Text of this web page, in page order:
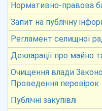
Нормативно-правова
Запит на публічну
Регламент селищної
Декларації про майно
Очищення влади
Проведення перевірок
Публічні закупівлі